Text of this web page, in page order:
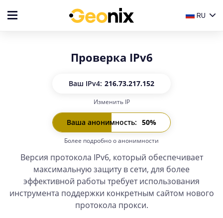
RU
Проверка IPv6
Ваш IPv4: 216.73.217.152
Ваш IPv6: -
Изменить IP
Ваша анонимность: 50%
Более подробно о анонимности
Версия протокола IPv6, который обеспечивает
максимальную защиту в сети, для более
эффективной работы требует использования
инструмента поддержки конкретным сайтом нового
протокола прокси.